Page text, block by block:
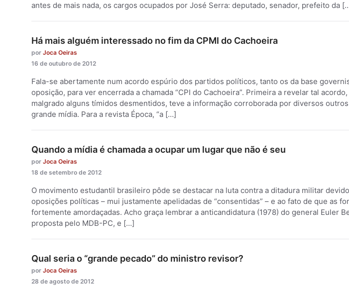
antes de mais nada, os cargos ocupados por José Serra: deputado, senador, prefeito da
Há mais alguém interessado no fim da CPMI do Cachoeira
por Joca Oeiras
16 de outubro de 2012
Fala-se abertamente num acordo espúrio dos partidos políticos, tanto os da base
oposição, para ver encerrada a chamada “CPI do Cachoeira”. Primeira a revelar tal
malgrado alguns tímidos desmentidos, teve a informação corroborada por diversos
grande mídia. Para a revista Época, “a […]
Quando a mídia é chamada a ocupar um lugar que não é seu
por Joca Oeiras
18 de setembro de 2012
O movimento estudantil brasileiro pôde se destacar na luta contra a ditadura militar
oposições políticas – mui justamente apelidadas de “consentidas” – e ao fato de que as
fortemente amordaçadas. Acho graça lembrar a anticandidatura (1978) do general Euler
proposta pelo MDB-PC, e […]
Qual seria o “grande pecado” do ministro revisor?
por Joca Oeiras
28 de agosto de 2012